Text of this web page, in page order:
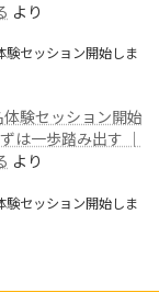
より
セッション開始しま
験セッション開始
は一歩踏み出す │
より
セッション開始しま